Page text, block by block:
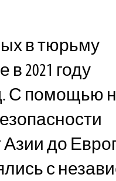
в тюрьму
2021 году
С помощью
до
с